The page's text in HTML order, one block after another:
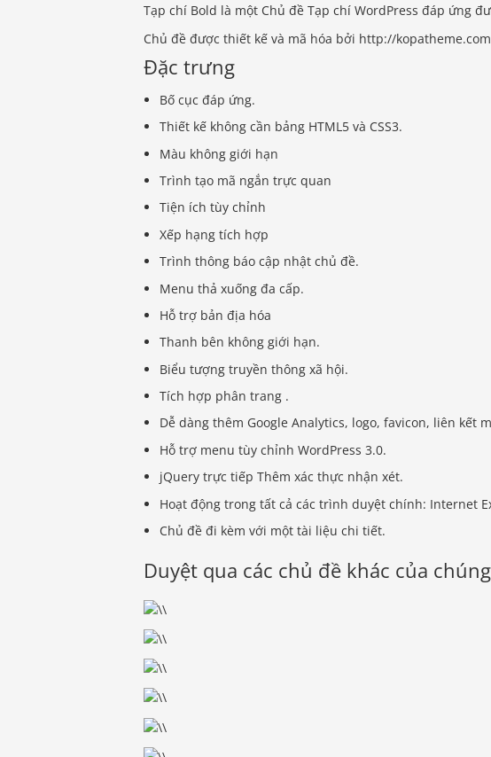
Tạp chí Bold là một Chủ đề Tạp chí WordPress đáp ứng
Chủ đề được thiết kế và mã hóa bởi http://kopatheme.com
Đặc trưng
Bố cục đáp ứng.
Thiết kế không cần bảng HTML5 và CSS3.
Màu không giới hạn
Trình tạo mã ngắn trực quan
Tiện ích tùy chỉnh
Xếp hạng tích hợp
Trình thông báo cập nhật chủ đề.
Menu thả xuống đa cấp.
Hỗ trợ bản địa hóa
Thanh bên không giới hạn.
Biểu tượng truyền thông xã hội.
Tích hợp phân trang .
Dễ dàng thêm Google Analytics, logo, favicon, liên kết
Hỗ trợ menu tùy chỉnh WordPress 3.0.
jQuery trực tiếp Thêm xác thực nhận xét.
Hoạt động trong tất cả các trình duyệt chính: Internet
Chủ đề đi kèm với một tài liệu chi tiết.
Duyệt qua các chủ đề khác của